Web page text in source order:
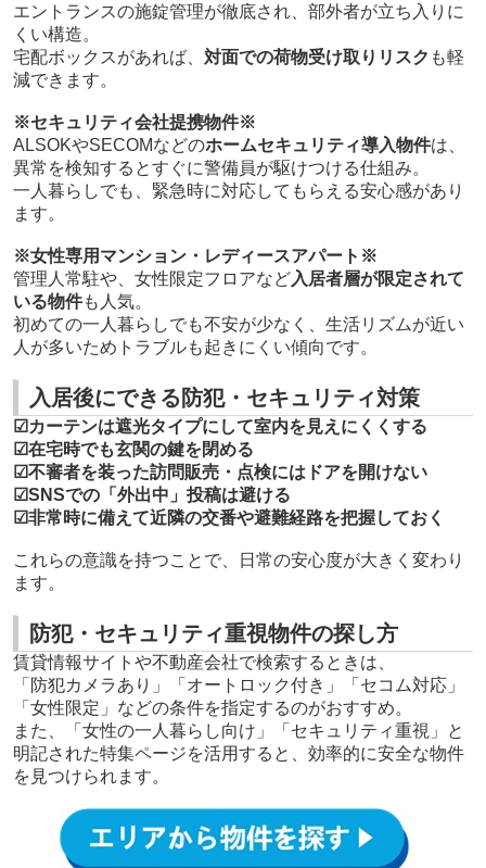
エントランスの施錠管理が徹底され、部外者が立ち入りに
くい構造。
宅配ボックスがあれば、 対面での荷物受け取りリスク も軽
減できます。
※セキュリティ会社提携物件※
ALSOKやSECOMなどのホームセキュリティ導入物件は、
異常を検知するとすぐに警備員が駆けつける仕組み。
一人暮らしでも、緊急時に対応してもらえる安心感があり
ます。
※女性専用マンション・レディースアパート※
管理人常駐や、女性限定フロアなど入居者層が限定されて
いる物件も人気。
初めての一人暮らしでも不安が少なく、生活リズムが近い
人が多いためトラブルも起きにくい傾向です。
入居後にできる防犯・セキュリティ対策
☑カーテンは遮光タイプにして室内を見えにくくする
☑在宅時でも玄関の鍵を閉める
☑不審者を装った訪問販売・点検にはドアを開けない
☑SNSでの「外出中」投稿は避ける
☑非常時に備えて近隣の交番や避難経路を把握しておく
これらの意識を持つことで、日常の安心度が大きく変わり
ます。
防犯・セキュリティ重視物件の探し方
賃貸情報サイトや不動産会社で検索するときは、
「防犯カメラあり」「オートロック付き」「セコム対応」
「女性限定」などの条件を指定するのがおすすめ。
また、「女性の一人暮らし向け」「セキュリティ重視」と
明記された特集ページを活用すると、効率的に安全な物件
を見つけられます。